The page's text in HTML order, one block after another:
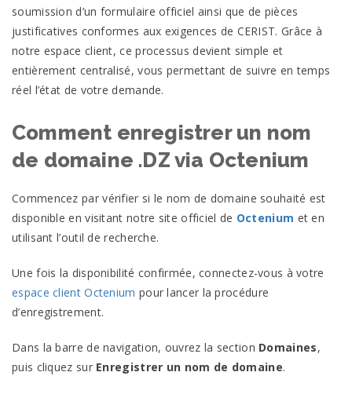
soumission d’un formulaire officiel ainsi que de pièces
justificatives conformes aux exigences de CERIST. Grâce à
notre espace client, ce processus devient simple et
entièrement centralisé, vous permettant de suivre en temps
réel l’état de votre demande.
Comment enregistrer un nom
de domaine .DZ via Octenium
Commencez par vérifier si le nom de domaine souhaité est
disponible en visitant notre site officiel de Octenium et en
utilisant l’outil de recherche.
Une fois la disponibilité confirmée, connectez-vous à votre
espace client Octenium pour lancer la procédure
d’enregistrement.
Dans la barre de navigation, ouvrez la section Domaines,
puis cliquez sur Enregistrer un nom de domaine.